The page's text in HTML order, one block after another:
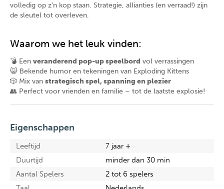
volledig op z’n kop staan. Strategie, allianties (en verraad!) zijn
de sleutel tot overleven.
Waarom we het leuk vinden:
💣 Een veranderend pop-up speelbord vol verrassingen
😺 Bekende humor en tekeningen van Exploding Kittens
🎲 Mix van strategisch spel, spanning en plezier
👥 Perfect voor vrienden en familie – tot de laatste explosie!
Eigenschappen
Leeftijd
7 jaar +
Duurtijd
minder dan 30 min
Aantal Spelers
2 tot 6 spelers